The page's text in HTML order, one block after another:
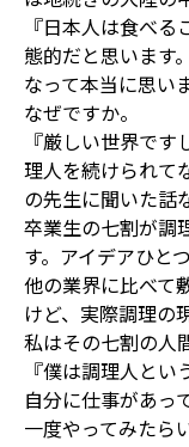
『日本人は食べ
態的だと思います
なって本当に思い
なぜですか。
『厳しい世界で
理人を続けられて
の先生に聞いた話
卒業生の七割が調
す。アイデアひと
他の業界に比べて
けど、実際調理の
私はその七割の人
『僕は調理人とい
自分に仕事があっ
一度やってみたら